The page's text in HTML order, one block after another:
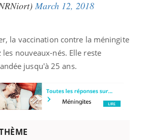
March 12, 2018
la vaccination contre la méningite
nouveaux-nés. Elle reste
jusqu'à 25 ans.